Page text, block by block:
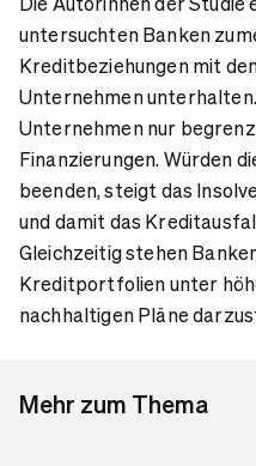
untersuchten Banken
Kreditbeziehungen mit
Unternehmen
Unternehmen nur
Finanzierungen. Würden
beenden, steigt das
und damit das
Gleichzeitig stehen
Kreditportfolien unter
nachhaltigen Pläne
Mehr zum Thema